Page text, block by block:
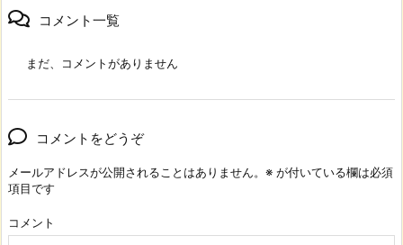
コメント一覧
まだ、コメントがありません
コメントをどうぞ
メールアドレスが公開されることはありません。 ※ が付いている欄は必須
項目です
コメント